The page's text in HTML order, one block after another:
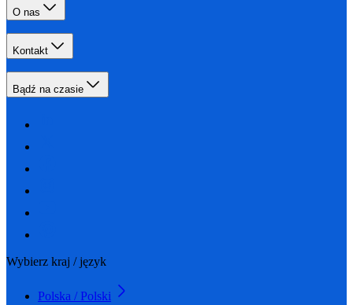
O nas
Kontakt
Bądź na czasie
Wybierz kraj / język
Polska / Polski